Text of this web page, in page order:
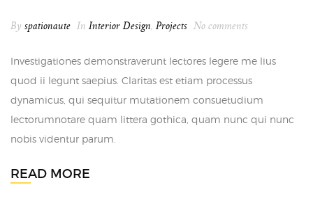
By spationaute In Interior Design, Projects No comments
Investigationes demonstraverunt lectores legere me lius
quod ii legunt saepius. Claritas est etiam processus
dynamicus, qui sequitur mutationem consuetudium
lectorumnotare quam littera gothica, quam nunc qui nunc
nobis videntur parum.
READ MORE